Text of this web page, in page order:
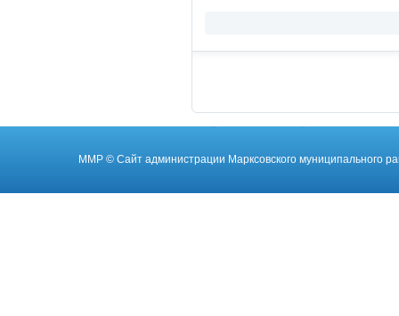
ММР © Cайт администрации Марксовского муниципального